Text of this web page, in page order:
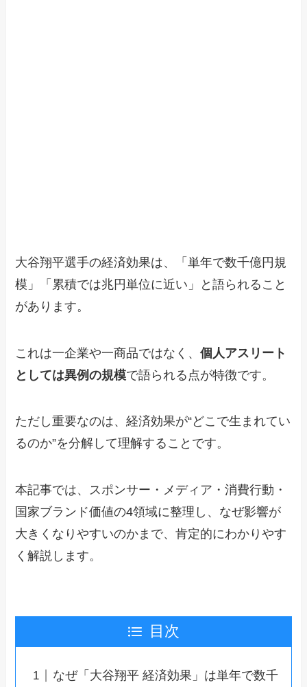
大谷翔平選手の経済効果は、「単年で数千億円規
模」「累積では兆円単位に近い」と語られること
があります。
これは一企業や一商品ではなく、個人アスリート
としては異例の規模で語られる点が特徴です。
ただし重要なのは、経済効果が“どこで生まれてい
るのか”を分解して理解することです。
本記事では、スポンサー・メディア・消費行動・
国家ブランド価値の4領域に整理し、なぜ影響が
大きくなりやすいのかまで、肯定的にわかりやす
く解説します。
目次
なぜ「大谷翔平 経済効果」は単年で数千